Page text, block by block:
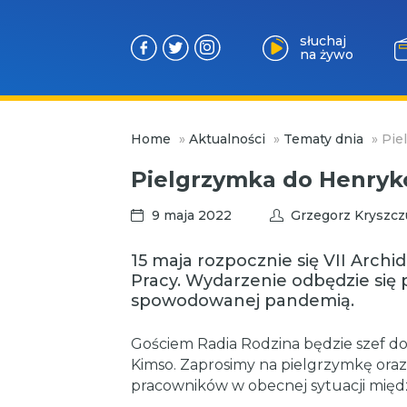
słuchaj
na żywo
Home » Aktualności » Tematy dnia »
Pielgrzymka do
9 maja 2022 Grzegorz
15 maja rozpocznie się VII
Pracy. Wydarzenie odbędzie
spowodowanej pandemią.
Gościem Radia Rodzina będzie szef
Kimso. Zaprosimy na pielgrzymkę
pracowników w obecnej sytuacji